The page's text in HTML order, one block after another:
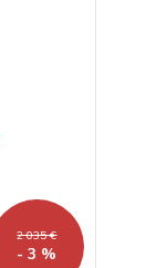
2 035 €
- 3 %